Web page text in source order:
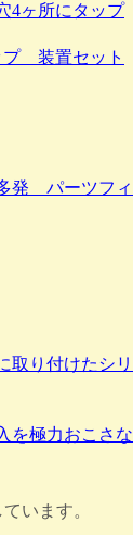
4ヶ所にタップ
プ 装置セット
発 パーツフィ
取り付けたシリ
を極力おこさな
います。